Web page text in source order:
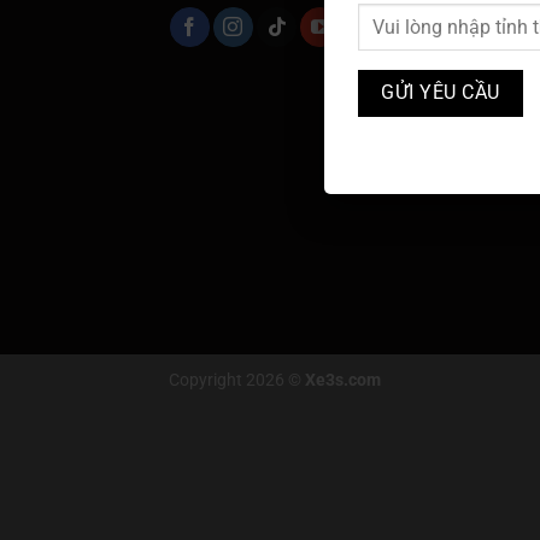
Copyright 2026 © Xe3s.com